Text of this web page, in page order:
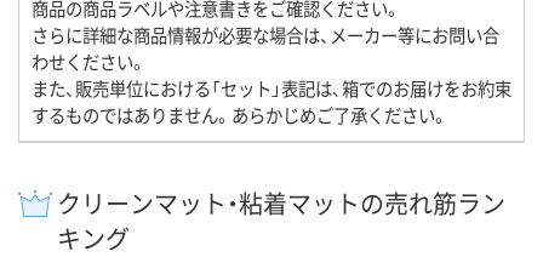
商品の商品ラベルや注意書きをご確認ください。
さらに詳細な商品情報が必要な場合は、メーカー等にお問い合
わせください。
また、販売単位における「セット」表記は、箱でのお届けをお約束
するものではありません。あらかじめご了承ください。
クリーンマット・粘着マットの売れ筋ラン
キング